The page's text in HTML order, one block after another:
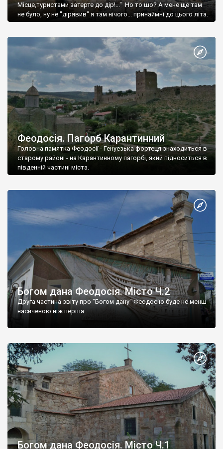
Місце,туристами затерте до дір!..." Но то шо? А мене ще там
не було, ну не "дірявив" я там нічого... принаймні до цього літа.
Феодосія. Пагорб Карантинний
Головна памятка Феодосії - Генуезька фортеця знаходиться в
старому районі - на Карантинному пагорбі, який підноситься в
південній частині міста.
Богом дана Феодосія. Місто Ч.2
Друга частина звіту про "Богом дану" Феодосію буде не менш
насиченою ніж перша.
Богом дана Феодосія. Місто Ч.1